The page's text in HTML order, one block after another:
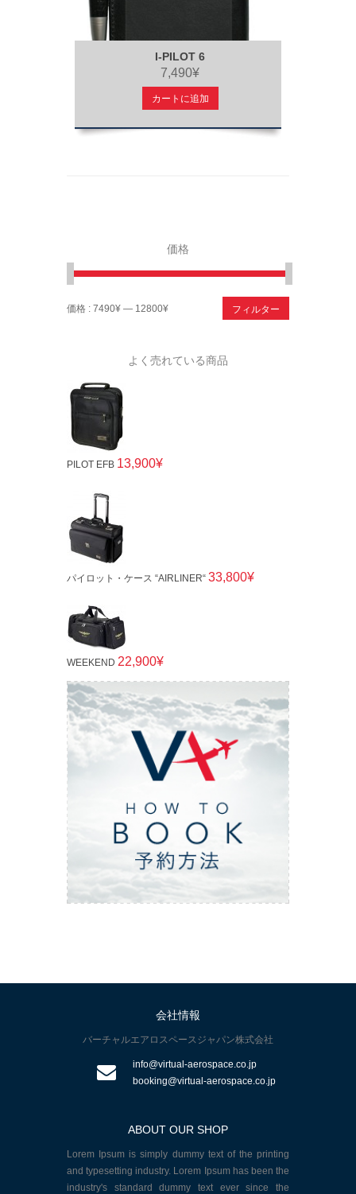
I-PILOT 6
7,490¥
カートに追加
価格
フィルター
価格 : 7490¥ — 12800¥
よく売れている商品
PILOT EFB 13,900¥
パイロット・ケース “AIRLINER“ 33,800¥
WEEKEND 22,900¥
もっと見る
会社情報
バーチャルエアロスペースジャパン株式会社
info@virtual-aerospace.co.jp
booking@virtual-aerospace.co.jp
ABOUT OUR SHOP
Lorem Ipsum is simply dummy text of the printing
and typesetting industry. Lorem Ipsum has been the
industry's standard dummy text ever since the